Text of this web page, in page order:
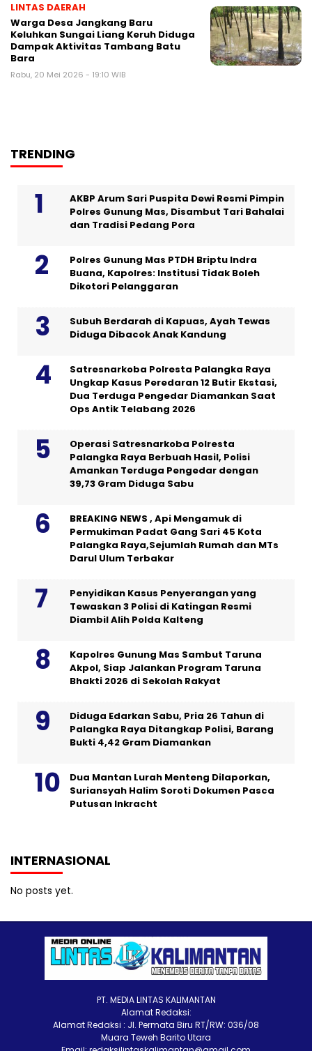
LINTAS DAERAH
Warga Desa Jangkang Baru
Keluhkan Sungai Liang Keruh Diduga
Dampak Aktivitas Tambang Batu
Bara
Rabu, 20 Mei 2026 - 19:10 WIB
TRENDING
AKBP Arum Sari Puspita Dewi Resmi Pimpin
Polres Gunung Mas, Disambut Tari Bahalai
dan Tradisi Pedang Pora
Polres Gunung Mas PTDH Briptu Indra
Buana, Kapolres: Institusi Tidak Boleh
Dikotori Pelanggaran
Subuh Berdarah di Kapuas, Ayah Tewas
Diduga Dibacok Anak Kandung
Satresnarkoba Polresta Palangka Raya
Ungkap Kasus Peredaran 12 Butir Ekstasi,
Dua Terduga Pengedar Diamankan Saat
Ops Antik Telabang 2026
Operasi Satresnarkoba Polresta
Palangka Raya Berbuah Hasil, Polisi
Amankan Terduga Pengedar dengan
39,73 Gram Diduga Sabu
BREAKING NEWS , Api Mengamuk di
Permukiman Padat Gang Sari 45 Kota
Palangka Raya,Sejumlah Rumah dan MTs
Darul Ulum Terbakar
Penyidikan Kasus Penyerangan yang
Tewaskan 3 Polisi di Katingan Resmi
Diambil Alih Polda Kalteng
Kapolres Gunung Mas Sambut Taruna
Akpol, Siap Jalankan Program Taruna
Bhakti 2026 di Sekolah Rakyat
Diduga Edarkan Sabu, Pria 26 Tahun di
Palangka Raya Ditangkap Polisi, Barang
Bukti 4,42 Gram Diamankan
Dua Mantan Lurah Menteng Dilaporkan,
Suriansyah Halim Soroti Dokumen Pasca
Putusan Inkracht
INTERNASIONAL
No posts yet.
PT. MEDIA LINTAS KALIMANTAN
Alamat Redaksi:
Alamat Redaksi : Jl. Permata Biru RT/RW: 036/08
Muara Teweh Barito Utara